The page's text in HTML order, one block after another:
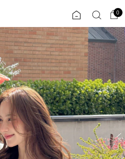
0
ENG
TW
JP
플러스핏 회원혜택 입
COMMUNITY
ALL
익스클루시브
0